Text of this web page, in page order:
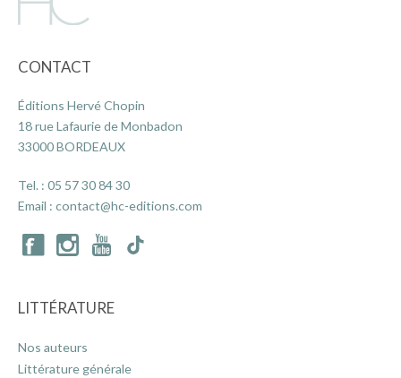
CONTACT
Éditions Hervé Chopin
18 rue Lafaurie de Monbadon
33000 BORDEAUX
Tel. : 05 57 30 84 30
Email : contact@hc-editions.com
LITTÉRATURE
Nos auteurs
Littérature générale